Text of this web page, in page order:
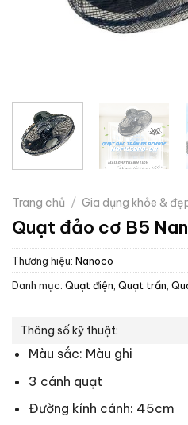
Trang chủ / Gia dụng khỏe &
Quạt đảo cơ B5
Thương hiệu: Nanoco
Danh mục: Quạt điện, Quạt trần
Thông số kỹ thuật:
Màu sắc: Màu ghi
3 cánh quạt
Đường kính cánh: 45cm